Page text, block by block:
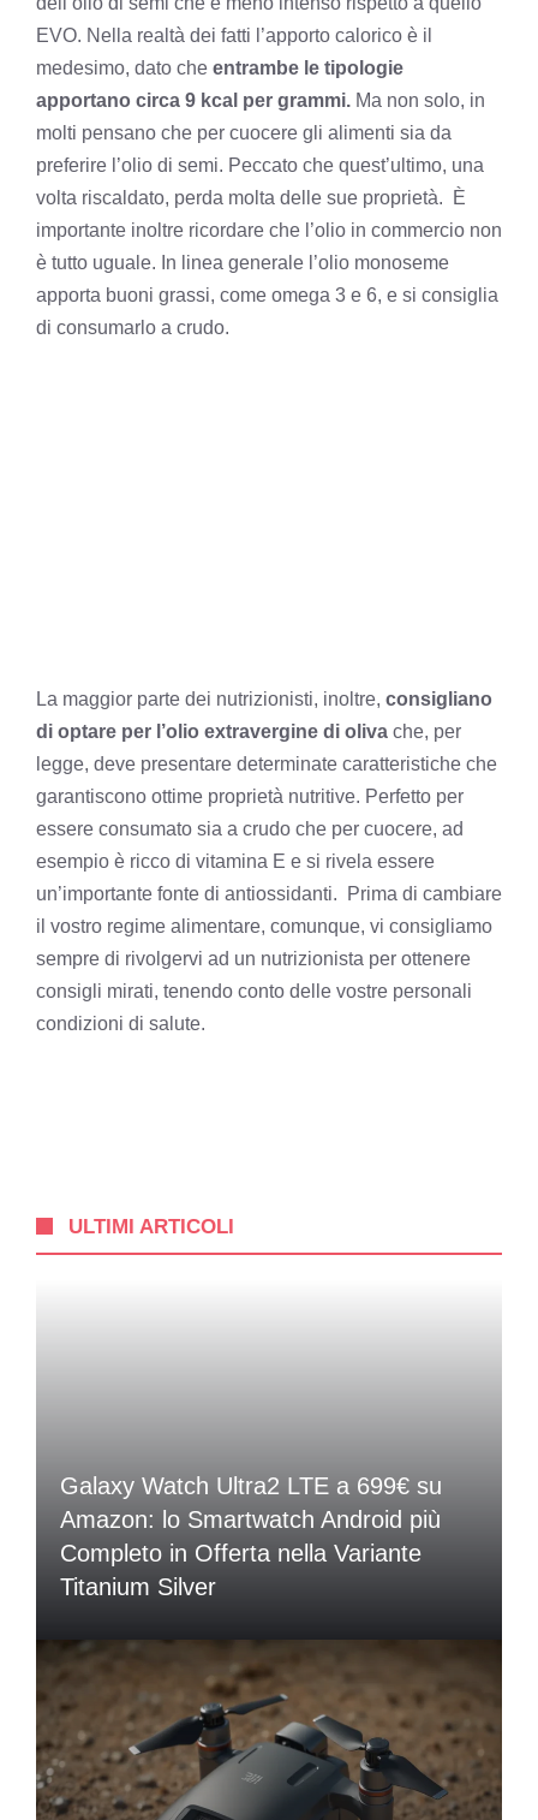
EVO. Nella realtà dei fatti l’apporto calorico è il
medesimo, dato che entrambe le tipologie
apportano circa 9 kcal per grammi. Ma non solo, in
molti pensano che per cuocere gli alimenti sia da
preferire l’olio di semi. Peccato che quest’ultimo, una
volta riscaldato, perda molta delle sue proprietà. È
importante inoltre ricordare che l’olio in commercio non
è tutto uguale. In linea generale l’olio monoseme
apporta buoni grassi, come omega 3 e 6, e si consiglia
di consumarlo a crudo.
La maggior parte dei nutrizionisti, inoltre, consigliano
di optare per l’olio extravergine di oliva che, per
legge, deve presentare determinate caratteristiche che
garantiscono ottime proprietà nutritive. Perfetto per
essere consumato sia a crudo che per cuocere, ad
esempio è ricco di vitamina E e si rivela essere
un’importante fonte di antiossidanti. Prima di cambiare
il vostro regime alimentare, comunque, vi consigliamo
sempre di rivolgervi ad un nutrizionista per ottenere
consigli mirati, tenendo conto delle vostre personali
condizioni di salute.
ULTIMI ARTICOLI
Galaxy Watch Ultra2 LTE a 699€ su
Amazon: lo Smartwatch Android più
Completo in Offerta nella Variante
Titanium Silver